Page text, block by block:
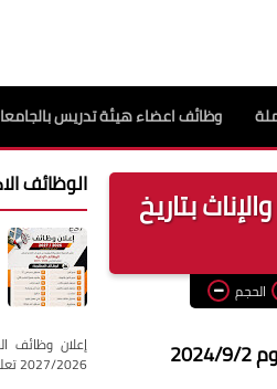
وظائف اعضاء هيئة تدريس
بتاريخ
الحجم
2
الوظائف
2027/2026 تعلن المصرية للعلوم والتكنولوجيا عن فتح باب التقد…